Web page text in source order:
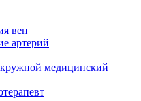
вен
артерий
медицинский